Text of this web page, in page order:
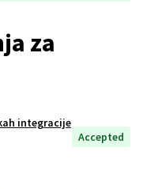
za
integracije
Accepted